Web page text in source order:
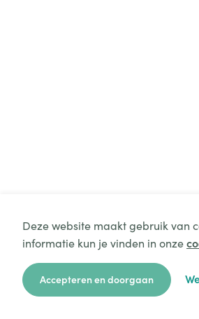
Kaart
+
-
Deze website maakt gebruik van
informatie kun je vinden in onze
Accepteren en doorgaan